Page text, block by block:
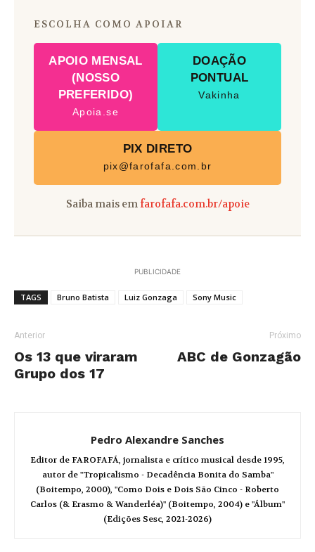
ESCOLHA COMO APOIAR
APOIO MENSAL
(NOSSO
PREFERIDO)
Apoia.se
DOAÇÃO
PONTUAL
Vakinha
PIX DIRETO
pix@farofafa.com.br
Saiba mais emfarofafa.com.br/apoie
PUBLICIDADE
TAGS Bruno Batista Luiz Gonzaga Sony Music
Anterior
Os 13 que viraram
Grupo dos 17
Próximo
ABC de Gonzagão
Pedro Alexandre Sanches
Editor de FAROFAFÁ, jornalista e crítico musical desde 1995,
autor de "Tropicalismo - Decadência Bonita do Samba"
(Boitempo, 2000), "Como Dois e Dois São Cinco - Roberto
Carlos (& Erasmo & Wanderléa)" (Boitempo, 2004) e "Álbum"
(Edições Sesc, 2021-2026)